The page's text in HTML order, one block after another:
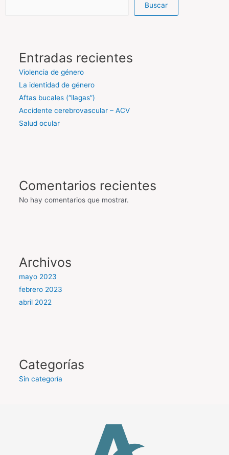
Buscar
Entradas recientes
Violencia de género
La identidad de género
Aftas bucales (“llagas”)
Accidente cerebrovascular – ACV
Salud ocular
Comentarios recientes
No hay comentarios que mostrar.
Archivos
mayo 2023
febrero 2023
abril 2022
Categorías
Sin categoría